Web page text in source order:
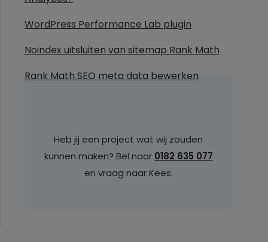
WordPress Performance Lab plugin
Noindex uitsluiten van sitemap Rank Math
Rank Math SEO meta data bewerken
Heb jij een project wat wij zouden
kunnen maken? Bel naar 0182 635 077
en vraag naar Kees.